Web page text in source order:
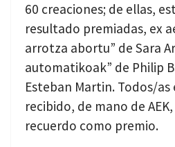
60 creaciones; de ellas,
resultado premiadas, ex
arrotza abortu” de Sara
automatikoak” de Philip
Esteban Martin. Todos/as
recibido, de mano de
recuerdo como premio.